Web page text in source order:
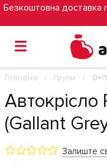
Безкоштовна доставка
Головна Групи 0+/1
Автокрісло
(Gallant
Залиште